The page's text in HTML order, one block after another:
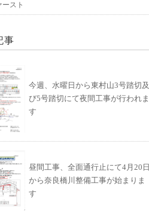
スト
事
今週、水曜日から東村山3号踏切及
び5号踏切にて夜間工事が行われま
す
昼間工事、全面通行止にて4月20日
から奈良橋川整備工事が始まりま
す